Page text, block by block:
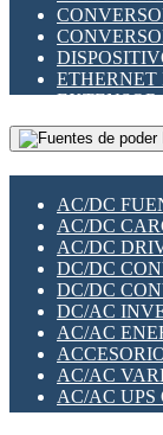
RELÉS
RELÉS DE
RELÉS DE
RELÉS
RELÉS
SENSORES
SWITCH Y
TARJETAS
UNIÓN Y
GATEWAY
GESTIÓN
PLACAS
SWITCHES
SWITCHES
AC/DC
AC/DC
AC/DC
DC/DC
DC/DC
DC/AC
AC/AC
AC/AC
AC/AC UPS